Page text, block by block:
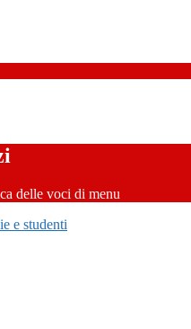
delle voci di menu